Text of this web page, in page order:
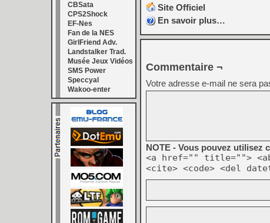
CBSata
CPS2Shock
EF-Nes
Fan de la NES
GirlFriend Adv.
Landstalker Trad.
Musée Jeux Vidéos
SMS Power
Speccyal
Wakoo-enter
Site Officiel
En savoir plus…
Commentaire ¬
Votre adresse e-mail ne sera
NOTE - Vous pouvez utilisez
<a href="" title="">
<cite> <code> <del